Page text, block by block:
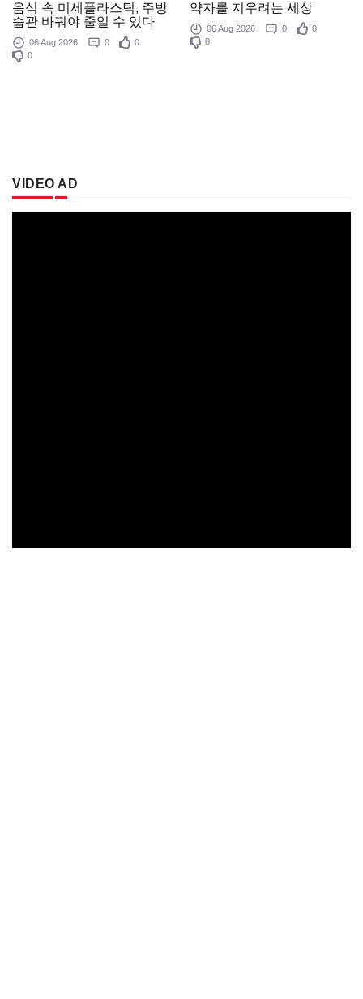
음식 속 미세플라스틱, 주방
습관 바꿔야 줄일 수 있다
06 Aug 2026 0
0
0
약자를 지우려는 세상
06 Aug 2026 0
0
0
VIDEO AD